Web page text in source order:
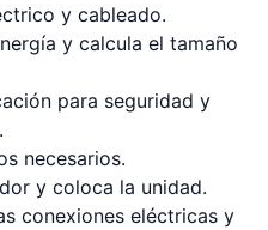
y cableado.
y calcula el tamaño
para seguridad y
necesarios.
y coloca la unidad.
conexiones eléctricas y